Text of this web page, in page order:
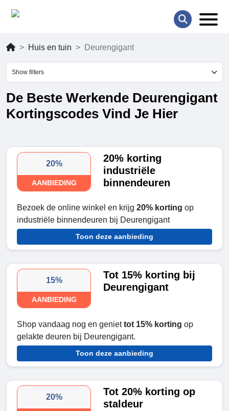
Huis en tuin Deurengigant
Show filters
De Beste Werkende Deurengigant
Kortingscodes Vind Je Hier
20%
AANBIEDING
20% korting
industriële
binnendeuren
Bezoek de online winkel en krijg 20% korting op
industriële binnendeuren bij Deurengigant
Toon deze aanbieding
15%
AANBIEDING
Tot 15% korting bij
Deurengigant
Shop vandaag nog en geniettot 15% korting op
gelakte deuren bij Deurengigant.
Toon deze aanbieding
20%
Tot 20% korting op
staldeur